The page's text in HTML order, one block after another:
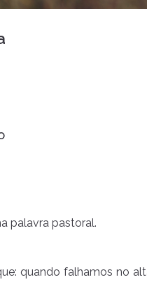
palavra pastoral.
quando falhamos no